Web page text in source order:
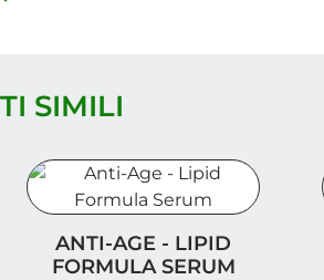
SIMILI
ANTI-AGE - LIPID
FORMULA SERUM